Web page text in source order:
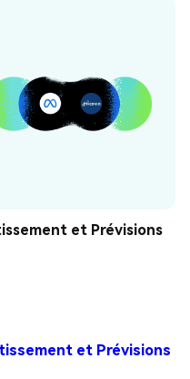
et Prévisions
et Prévisions